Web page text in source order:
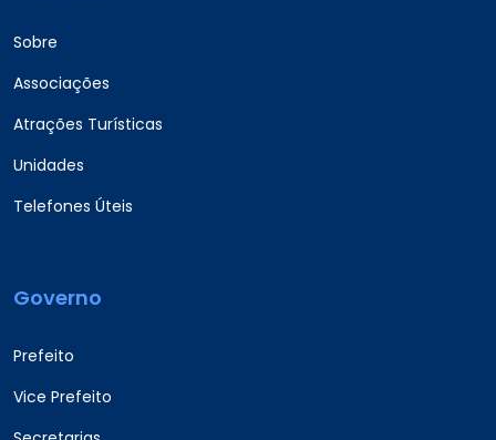
Sobre
Associações
Atrações Turísticas
Unidades
Telefones Úteis
Governo
Prefeito
Vice Prefeito